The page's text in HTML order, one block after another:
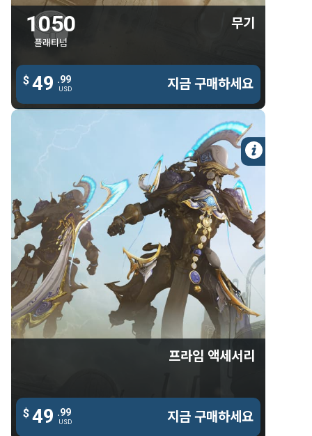
1050
플래티넘
무기
지금 구매하세요
$ 49 .99
USD
지금 구매하세요 $
49
.99
USD
프라임 액세서리
지금 구매하세요
$ 49 .99
USD
라넥스 프라임 샨다나
프라임 액세서리
라넥스 프라임 샨다나
다우루스 프라임 숄더 플레이트
다우루스 프라임 체스트 플레이트
90일 자원 부스터
지금 구매하세요 $
49
.99
USD